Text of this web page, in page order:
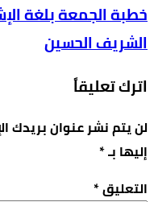
خطبة الجمعة بلغة
الشريف الحسين
اترك تعليقاً
لن يتم نشر عنوان بريدك
إليها بـ*
التعليق*